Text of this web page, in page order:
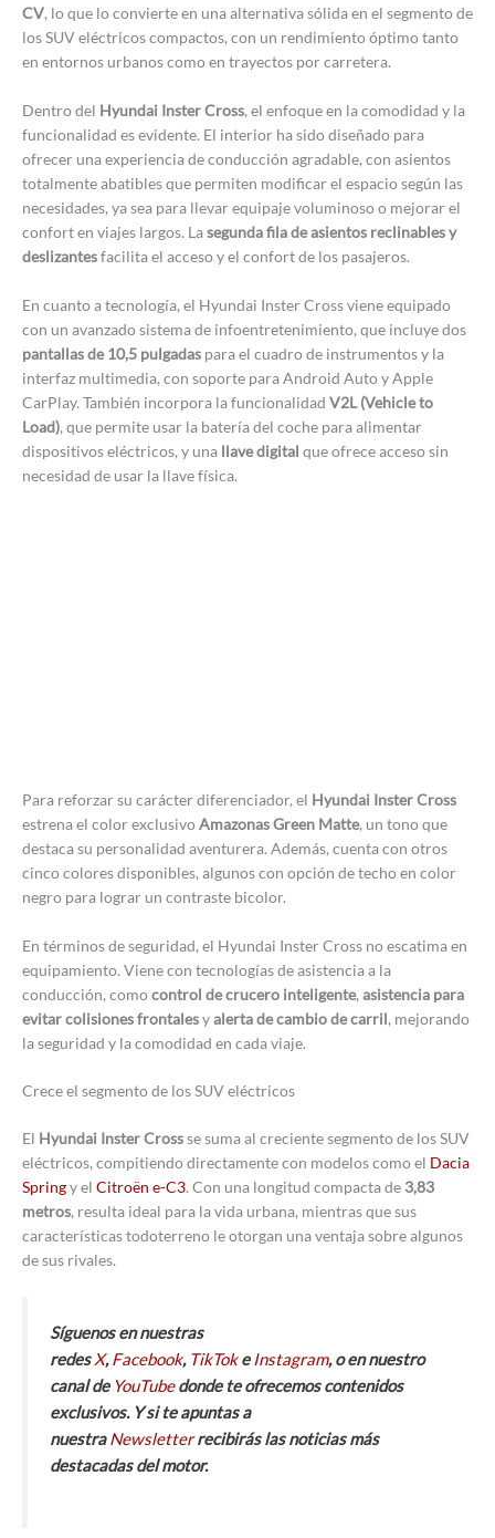
CV, lo que lo convierte en una alternativa sólida en el segmento de
los SUV eléctricos compactos, con un rendimiento óptimo tanto
en entornos urbanos como en trayectos por carretera.
Dentro del Hyundai Inster Cross, el enfoque en la comodidad y la
funcionalidad es evidente. El interior ha sido diseñado para
ofrecer una experiencia de conducción agradable, con asientos
totalmente abatibles que permiten modificar el espacio según las
necesidades, ya sea para llevar equipaje voluminoso o mejorar el
confort en viajes largos. Lasegunda fila de asientos reclinables y
deslizantesfacilita el acceso y el confort de los pasajeros.
En cuanto a tecnología, el Hyundai Inster Cross viene equipado
con un avanzado sistema de infoentretenimiento, que incluye dos
pantallas de 10,5 pulgadas para el cuadro de instrumentos y la
interfaz multimedia, con soporte para Android Auto y Apple
CarPlay. También incorpora la funcionalidad V2L (Vehicle to
Load), que permite usar la batería del coche para alimentar
dispositivos eléctricos, y una llave digital que ofrece acceso sin
necesidad de usar la llave física.
Para reforzar su carácter diferenciador, el Hyundai Inster Cross
estrena el color exclusivoAmazonas Green Matte, un tono que
destaca su personalidad aventurera. Además, cuenta con otros
cinco colores disponibles, algunos con opción de techo en color
negro para lograr un contraste bicolor.
En términos de seguridad, el Hyundai Inster Cross no escatima en
equipamiento. Viene con tecnologías de asistencia a la
conducción, comocontrol de crucero inteligente, asistencia para
evitar colisiones frontalesyalerta de cambio de carril, mejorando
la seguridad y la comodidad en cada viaje.
Crece el segmento de los SUV eléctricos
El Hyundai Inster Crossse suma al creciente segmento de los SUV
eléctricos, compitiendo directamente con modelos como el Dacia
Springy el Citroën e-C3. Con una longitud compacta de 3,83
metros, resulta ideal para la vida urbana, mientras que sus
características todoterreno le otorgan una ventaja sobre algunos
de sus rivales.
Síguenos en nuestras
redesX,Facebook, TikToke Instagram, o en nuestro
canal de YouTubedonde te ofrecemos contenidos
exclusivos. Y si te apuntas a
nuestraNewsletterrecibirás las noticias más
destacadas del motor.